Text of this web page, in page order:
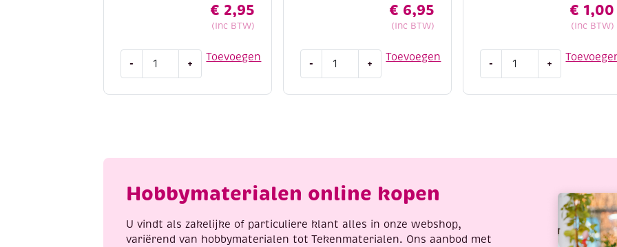
€ 2,95
(Inc BTW)
Toevoegen
-
stuks
+
€ 6,95
(Inc BTW)
Toevoegen
-
assortiment
pink
+
€ 1,00
(Inc BTW)
-
Kumihimo
aantal
+
Hobbymaterialen online kopen
U vindt als zakelijke of particuliere klant alles in onze webshop,
variërend van hobbymaterialen tot Tekenmaterialen. Ons aanbod met